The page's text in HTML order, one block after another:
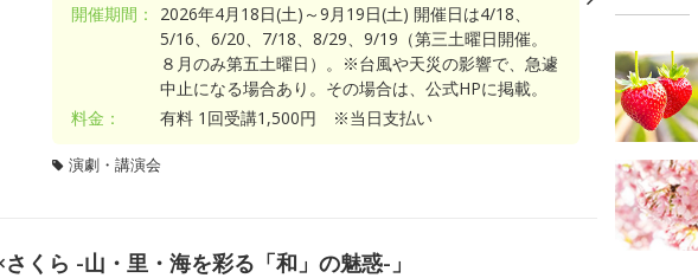
開催期間：
2026年4月18日(土)～9月19日(土) 開催日は4/18、
5/16、6/20、7/18、8/29、9/19（第三土曜日開催。
８月のみ第五土曜日）。※台風や天災の影響で、急遽
中止になる場合あり。その場合は、公式HPに掲載。
料金：
有料 1回受講1,500円 ※当日支払い
演劇・講演会
くら -山・里・海を彩る「和」の魅惑-」